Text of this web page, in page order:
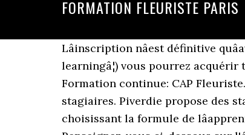
FORMATION FLEURISTE PARIS
Lâinscription nâest définitive quâavec le â¦ Grâce à nos nombreux outils de formation (cours en ligne, vidéos, exercices e-learningâ¦) vous pourrez acquérir toutes les compétences et les savoir-faire indispensables pour exercer le métier de fleuriste . Formation continue: CAP Fleuriste. LâÉcole dâArt Floral a été fondée en 2003. Elle forme chaque année plus de 500 apprentis et stagiaires. Piverdie propose des stages fleuristes techniques, commerciaux et artistiques de 1 à 5 jours dans toute la France. En choisissant la formule de lâapprentissage, les frais sont exonérés. Il est donc indispensable quâils soient bien formÃ©s. Renseignez-vous ci-dessous sur l'établissement à Paris qui mène à ce diplôme. Stages Fleuristes techniques, artistiques et commerciaux sur le thème Mariage, Petits et Grands décors Evénementiels. digiSchool tâaide Ã trouver lâÃ©cole quâil te faut ! Vente, conseil et fidélisation de la clientèle. Plus d'informations: 0800 85 210. Le programme de la formation Fleuriste / Designer artiste floral de LâÉcole des Pros vous permet de vous former de chez vous et à votre rythme pour mieux acquérir les techniques et développer votre créativité. Le CAP, la meilleure formation fleuriste pour tous les passionnés. Non seulement en accueillant des futurs fleuristes en apprentissage, mais aussi en participant activement Ã lâÃ©volution du contenu des formations au cÃ´tÃ© du corps enseignant. Enfin, lâÃcole offre aussi des formations en reconversion et met en place des formations sur mesure. Le CAP, comme de nombreuses formations professionnalisantes du même type, est souvent proposé en alternance. Découvrez également les offres de formation â¦ Formation Fleuriste â Designer floral; ... Titulaire dâun BP Fleuriste obtenu à lâEcole des Fleuristes de Paris et jury dâexamen pour le CAP Fleuriste, Sylvie Chardon a plus de 22 ans dâexpérience dans lâart floral et la vente de fleurs, en France et à lâétranger. Les candidats de 16 ans minimum et justifiants dâune 3èmepeuvent entrer dans une école de fleuriste à Paris. Que vous ne connaissiez rien à lâart floral ou que vous soyez fleuriste dâexpérience, ce programme vous apportera beaucoup. Les offres de formations correspondant à la recherche fleuriste sont disponibles ci-dessous. Pratique en entreprise obligatoire. digiSchool Orientation a trouvÃ© pour vous 16 CAP Fleuriste Ã Paris. Pas de frais dâinscription. Formation fleuriste 23 offres. Câest pourquoi la Chambre Syndicale joue un rôle important dans la â¦ LâÃcole des Fleuristes de Paris est un centre de formation spÃ©cialement dÃ©diÃ© Ã la profession. Les frais de scolarité varient selon la formation. Pour les personnes en recherche dâemploi